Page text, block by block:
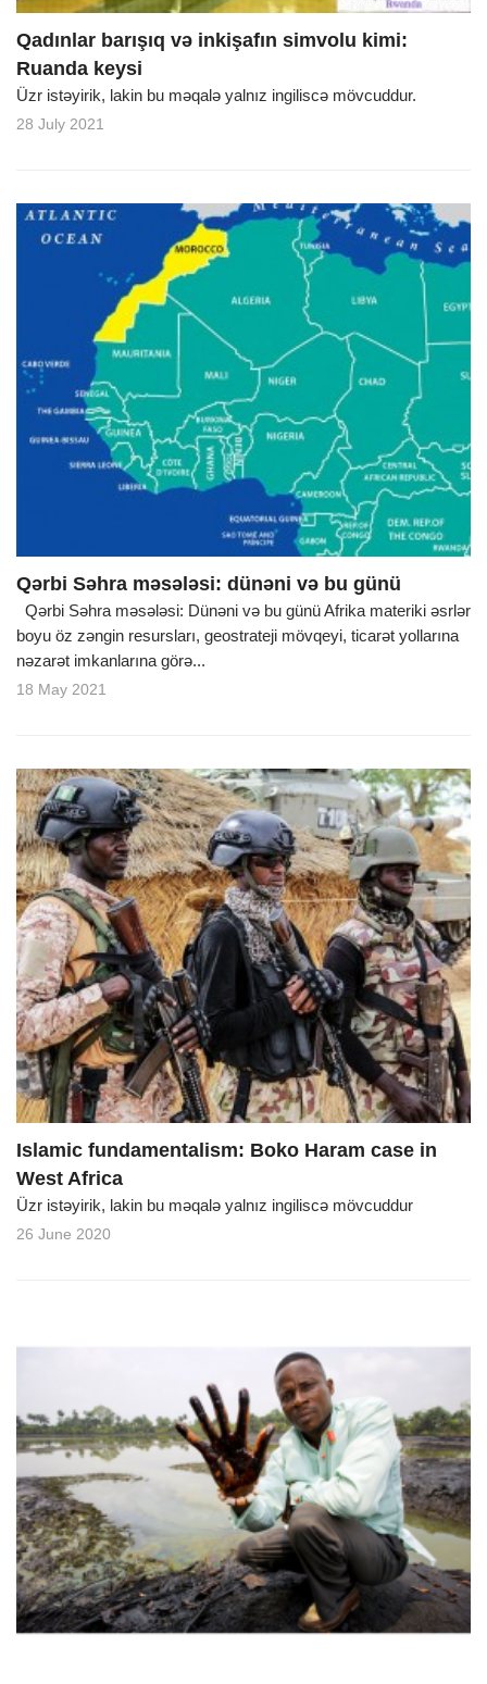
Qadınlar barışıq və inkişafın simvolu kimi:
Ruanda keysi
Üzr istəyirik, lakin bu məqalə yalnız ingiliscə mövcuddur.
28 July 2021
Qərbi Səhra məsələsi: dünəni və bu günü
Qərbi Səhra məsələsi: Dünəni və bu günü Afrika materiki əsrlər
boyu öz zəngin resursları, geostrateji mövqeyi, ticarət yollarına
nəzarət imkanlarına görə...
18 May 2021
Islamic fundamentalism: Boko Haram case in
West Africa
Üzr istəyirik, lakin bu məqalə yalnız ingiliscə mövcuddur
26 June 2020